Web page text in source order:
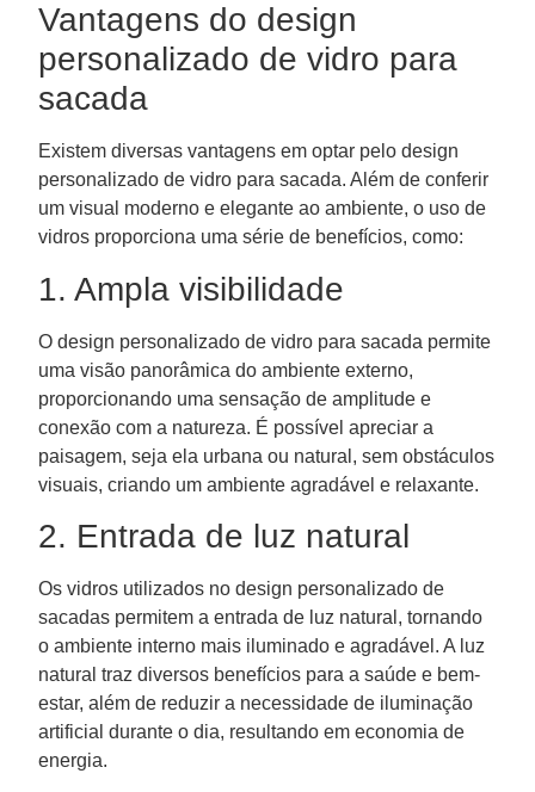
Vantagens do design
personalizado de vidro para
sacada
Existem diversas vantagens em optar pelo design
personalizado de vidro para sacada. Além de conferir
um visual moderno e elegante ao ambiente, o uso de
vidros proporciona uma série de benefícios, como:
1. Ampla visibilidade
O design personalizado de vidro para sacada permite
uma visão panorâmica do ambiente externo,
proporcionando uma sensação de amplitude e
conexão com a natureza. É possível apreciar a
paisagem, seja ela urbana ou natural, sem obstáculos
visuais, criando um ambiente agradável e relaxante.
2. Entrada de luz natural
Os vidros utilizados no design personalizado de
sacadas permitem a entrada de luz natural, tornando
o ambiente interno mais iluminado e agradável. A luz
natural traz diversos benefícios para a saúde e bem-
estar, além de reduzir a necessidade de iluminação
artificial durante o dia, resultando em economia de
energia.